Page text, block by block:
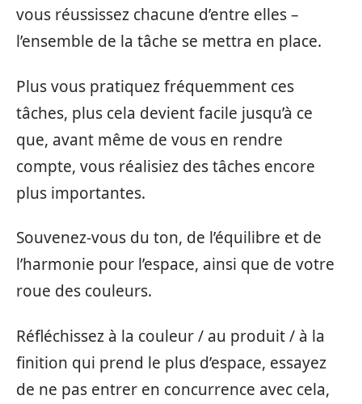
vous réussissez chacune d’entre elles –
l’ensemble de la tâche se mettra en place.
Plus vous pratiquez fréquemment ces
tâches, plus cela devient facile jusqu’à ce
que, avant même de vous en rendre
compte, vous réalisiez des tâches encore
plus importantes.
Souvenez-vous du ton, de l’équilibre et de
l’harmonie pour l’espace, ainsi que de votre
roue des couleurs.
Réfléchissez à la couleur / au produit / à la
finition qui prend le plus d’espace, essayez
de ne pas entrer en concurrence avec cela,